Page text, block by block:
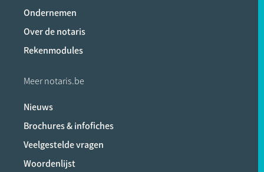
Ondernemen
Over de notaris
Rekenmodules
Meer notaris.be
Nieuws
Brochures & infofiches
Veelgestelde vragen
Woordenlijst